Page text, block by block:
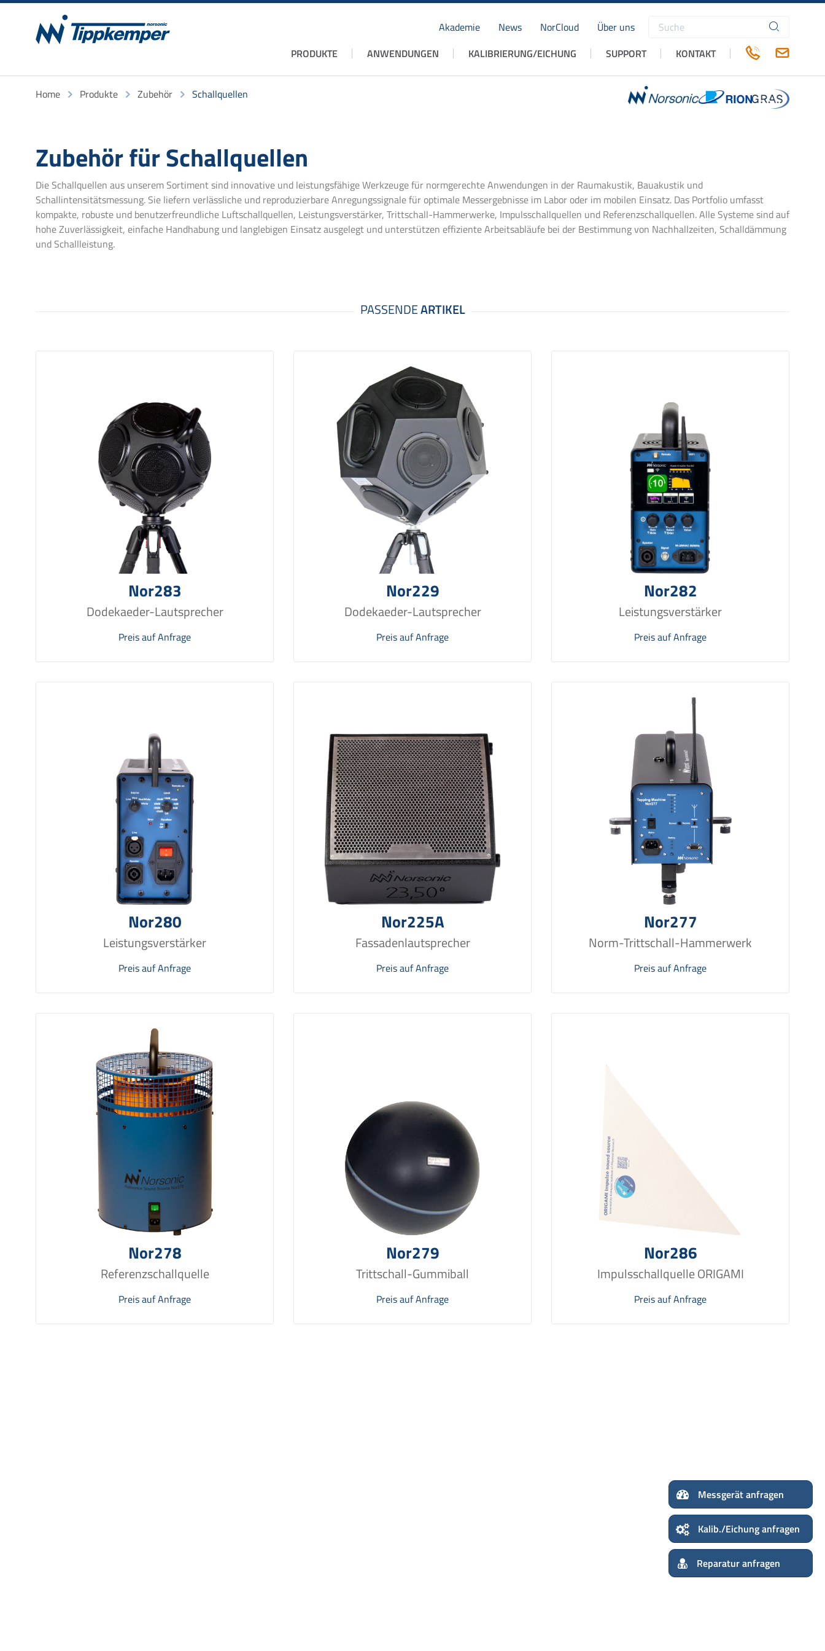
Akademie News NorCloud Über uns
Suchbegriffe
Navigation
PRODUKTE ANWENDUNGEN KALIBRIERUNG/EICHUNG SUPPORT KONTAKT
Home Produkte Zubehör Schallquellen
Zubehör für Schallquellen
Die Schallquellen aus unserem Sortiment sind innovative und leistungsfähige Werkzeuge für normgerechte Anwendungen in der Raumakustik, Bauakustik und
Schallintensitätsmessung. Sie liefern verlässliche und reproduzierbare Anregungssignale für optimale Messergebnisse im Labor oder im mobilen Einsatz. Das Portfolio umfasst
kompakte, robuste und benutzerfreundliche Luftschallquellen, Leistungsverstärker, Trittschall-Hammerwerke, Impulsschallquellen und Referenzschallquellen. Alle Systeme sind auf
hohe Zuverlässigkeit, einfache Handhabung und langlebigen Einsatz ausgelegt und unterstützen effiziente Arbeitsabläufe bei der Bestimmung von Nachhallzeiten, Schalldämmung
und Schallleistung.
Nor283
Dodekaeder-Lautsprecher
Preis auf Anfrage
Nor229
Dodekaeder-Lautsprecher
Preis auf Anfrage
Nor282
Leistungsverstärker
Preis auf Anfrage
Nor280
Leistungsverstärker
Preis auf Anfrage
Nor225A
Fassadenlautsprecher
Preis auf Anfrage
Nor277
Norm-Trittschall-Hammerwerk
Preis auf Anfrage
Nor278
Referenzschallquelle
Preis auf Anfrage
Nor279
Trittschall-Gummiball
Preis auf Anfrage
Nor286
Impulsschallquelle ORIGAMI
Preis auf Anfrage
Kalib./
Reparatur anfragen